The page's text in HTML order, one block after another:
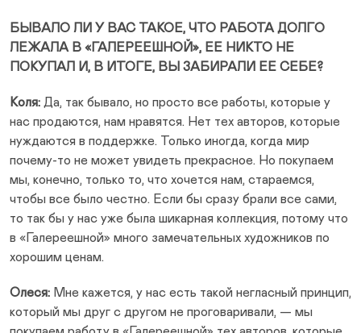
БЫВАЛО ЛИ У ВАС ТАКОЕ, ЧТО РАБОТА ДОЛГО
ЛЕЖАЛА В «ГАЛЕРЕЕШНОЙ», ЕЕ НИКТО НЕ
ПОКУПАЛ И, В ИТОГЕ, ВЫ ЗАБИРАЛИ ЕЕ СЕБЕ?
Коля: Да, так бывало, но просто все работы, которые у
нас продаются, нам нравятся. Нет тех авторов, которые
нуждаются в поддержке. Только иногда, когда мир
почему-то не может увидеть прекрасное. Но покупаем
мы, конечно, только то, что хочется нам, стараемся,
чтобы все было честно. Если бы сразу брали все сами,
то так бы у нас уже была шикарная коллекция, потому что
в «Галереешной» много замечательных художников по
хорошим ценам.
Олеся: Мне кажется, у нас есть такой негласный принцип,
который мы друг с другом не проговаривали, — мы